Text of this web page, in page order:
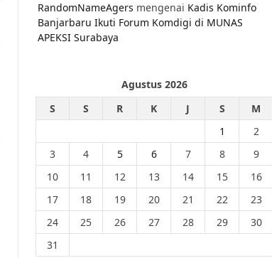
RandomNameAgers mengenai Kadis Kominfo
Banjarbaru Ikuti Forum Komdigi di MUNAS
APEKSI Surabaya
Agustus 2026
S
S R K J S
M
1
2
3
4 5 6 7 8
9
10
11 12 13 14 15
16
17
18 19 20 21 22
23
24
25 26 27 28 29
30
31